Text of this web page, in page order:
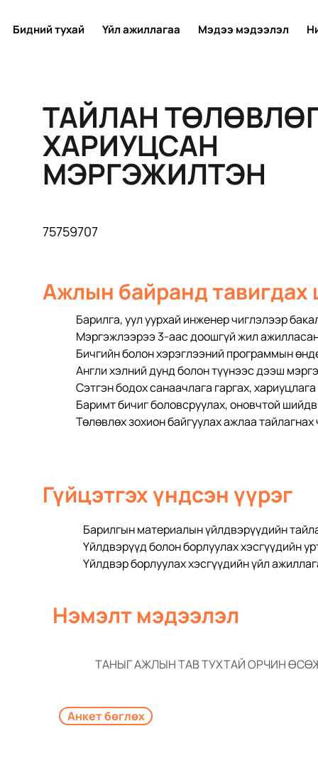
Бидний тухай Үйл ажиллагаа Мэдээ мэдээлэл
ТАЙЛАН
ХАРИУЦСАН
МЭРГЭЖИЛТЭН
75759707
Ажлын байранд тавигдах
Барилга, уул уурхай инженер чиглэлээр
Мэргэжлээрээ 3-аас доошгүй жил
Бичгийн болон хэрэглээний программын
Англи хэлний дунд болон түүнээс дээш
Сэтгэн бодох санаачлага гаргах,
Баримт бичиг боловсруулах, оновчтой
Төлөвлөх зохион байгуулах ажлаа
Гүйцэтгэх үндсэн үүрэг
Барилгын материалын үйлдвэрүүдийн
Үйлдвэрүүд болон борлуулах хэсгүүдийн
Үйлдвэр борлуулах хэсгүүдийн үйл
Нэмэлт мэдээлэл
ТАНЫГ АЖЛЫН ТАВ ТУХТАЙ ОРЧИН
Анкет бөглөх